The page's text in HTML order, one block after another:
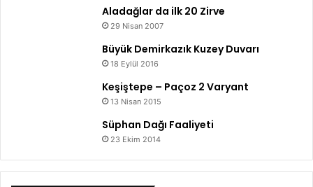
Aladağlar da ilk 20 Zirve
29 Nisan 2007
Büyük Demirkazık Kuzey Duvarı
18 Eylül 2016
Keşiştepe – Paçoz 2 Varyant
13 Nisan 2015
Süphan Dağı Faaliyeti
23 Ekim 2014